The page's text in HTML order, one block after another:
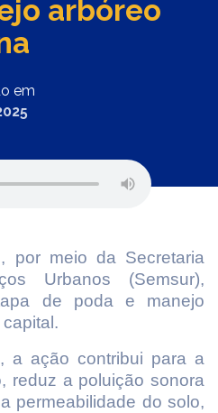
arbóreo
em
por meio da Secretaria
Urbanos (Semsur),
de poda e manejo
a ação contribui para a
reduz a poluição sonora
permeabilidade do solo,